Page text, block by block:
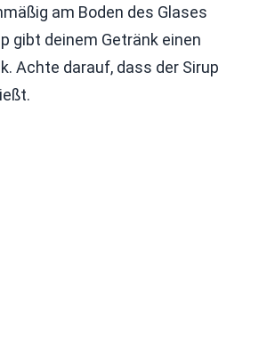
am Boden des Glases
gibt deinem Getränk einen
Achte darauf, dass der Sirup